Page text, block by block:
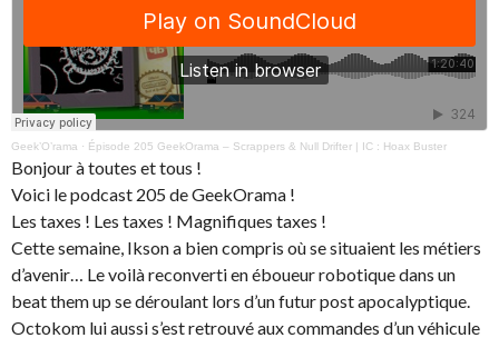
Geek’O’rama · Épisode 205 GeekOrama – Scrappers & Null Drifter | IC : Hoax Buster
Bonjour à toutes et tous !
Voici le podcast 205 de GeekOrama !
Les taxes ! Les taxes ! Magnifiques taxes !
Cette semaine, Ikson a bien compris où se situaient les métiers
d’avenir… Le voilà reconverti en éboueur robotique dans un
beat them up se déroulant lors d’un futur post apocalyptique.
Octokom lui aussi s’est retrouvé aux commandes d’un véhicule